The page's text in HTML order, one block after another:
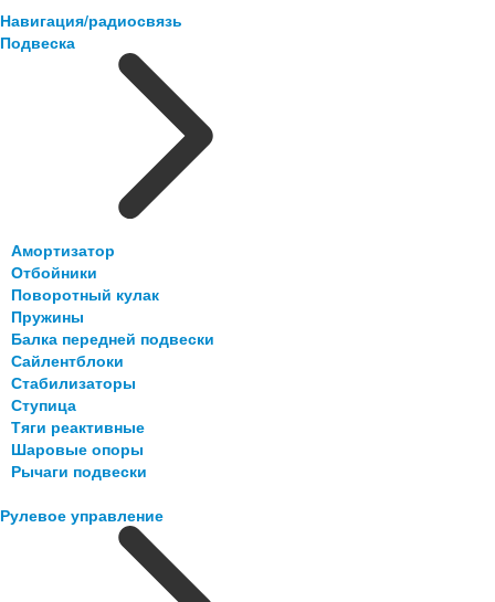
Навигация/радиосвязь
Подвеска
Амортизатор
Отбойники
Поворотный кулак
Пружины
Балка передней подвески
Сайлентблоки
Стабилизаторы
Ступица
Тяги реактивные
Шаровые опоры
Рычаги подвески
Рулевое управление